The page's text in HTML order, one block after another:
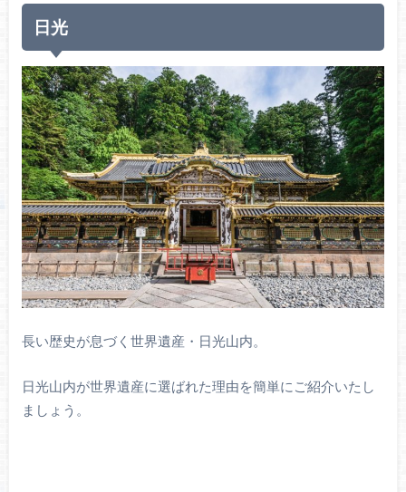
日光
長い歴史が息づく世界遺産・日光山内。
日光山内が世界遺産に選ばれた理由を簡単にご紹介いたし
ましょう。